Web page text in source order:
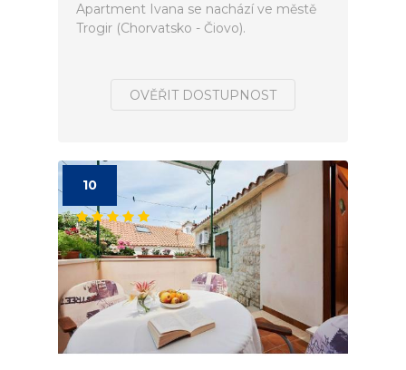
Apartment Ivana se nachází ve městě
Trogir (Chorvatsko - Čiovo).
OVĚŘIT DOSTUPNOST
10